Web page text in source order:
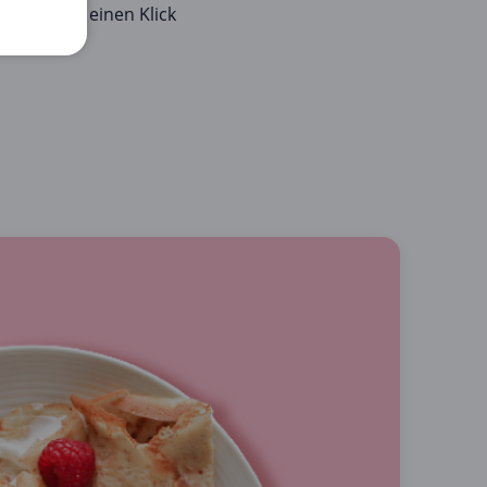
ist nur einen Klick